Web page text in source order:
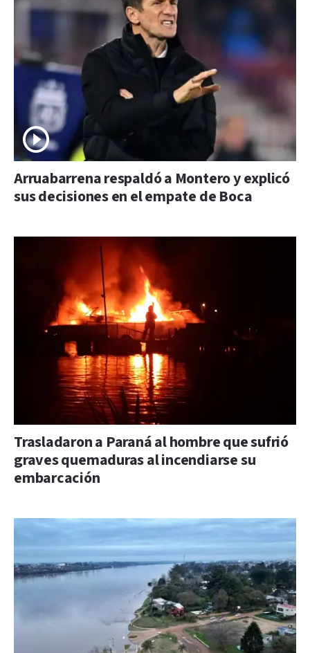
Arruabarrena respaldó a Montero y explicó
sus decisiones en el empate de Boca
Trasladaron a Paraná al hombre que sufrió
graves quemaduras al incendiarse su
embarcación